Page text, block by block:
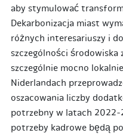
aby stymulować
Dekarbonizacja miast
różnych interesariuszy i
szczególności
szczególnie mocno
Niderlandach
oszacowania liczby
potrzebny w latach 2022-
potrzeby kadrowe będą